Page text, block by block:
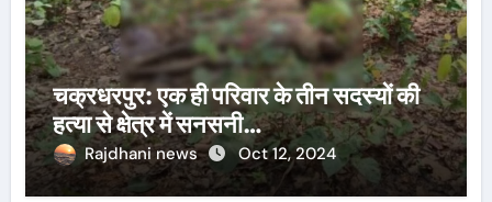
चक्रधरपुर: एक ही परिवार के तीन सदस्यों की
हत्या से क्षेत्र में सनसनी…
Rajdhani news Oct 12, 2024